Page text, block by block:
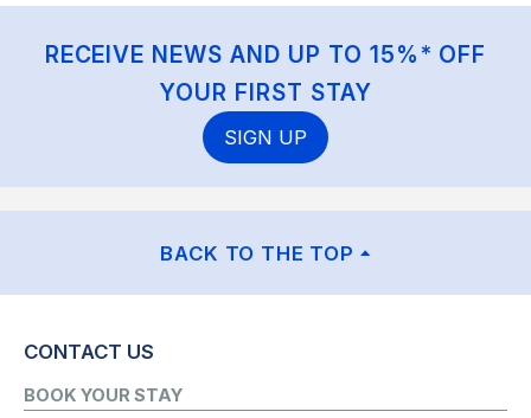
RECEIVE NEWS AND UP TO 15%* OFF
YOUR FIRST STAY
SIGN UP
BACK TO THE TOP
CONTACT US
BOOK YOUR STAY